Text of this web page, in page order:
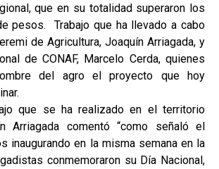
que en su totalidad superaron los
pesos. Trabajo que ha llevado a cabo
de Agricultura, Joaquín Arriagada, y
de CONAF, Marcelo Cerda, quienes
del agro el proyecto que hoy
que se ha realizado en el territorio
Arriagada comentó “como señaló el
inaugurando en la misma semana en la
conmemoraron su Día Nacional,